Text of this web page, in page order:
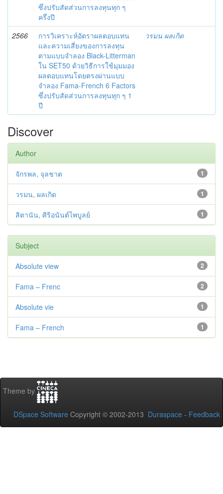
ซึ่งปรับสัดส่วนการลงทุนทุก ๆ
ครึ่งปี
2566
การวิเคราะห์อัตราผลตอบแทน
และความเสี่ยงของการลงทุน
ตามแบบจำลอง Black-Litterman
ใน SET50 ด้วยวิธีการใช้มุมมอง
ผลตอบแทนโดยตรงผ่านแบบ
จำลอง Fama-French 6 Factors
ซึ่งปรับสัดส่วนการลงทุนทุก ๆ 1
ปี
วรมน ผลเกิด
Discover
Author
1
จักรพล, จุลชาต
1
วรมน, ผลเกิด
1
สิตานัน, ศิริอนันต์ไพบูลย์
Subject
2
Absolute view
2
Fama – Frenc
1
Absolute vie
1
Fama – French
Theme by
DSpace Software Copyright © 2002-2013 Duraspace - Feedback